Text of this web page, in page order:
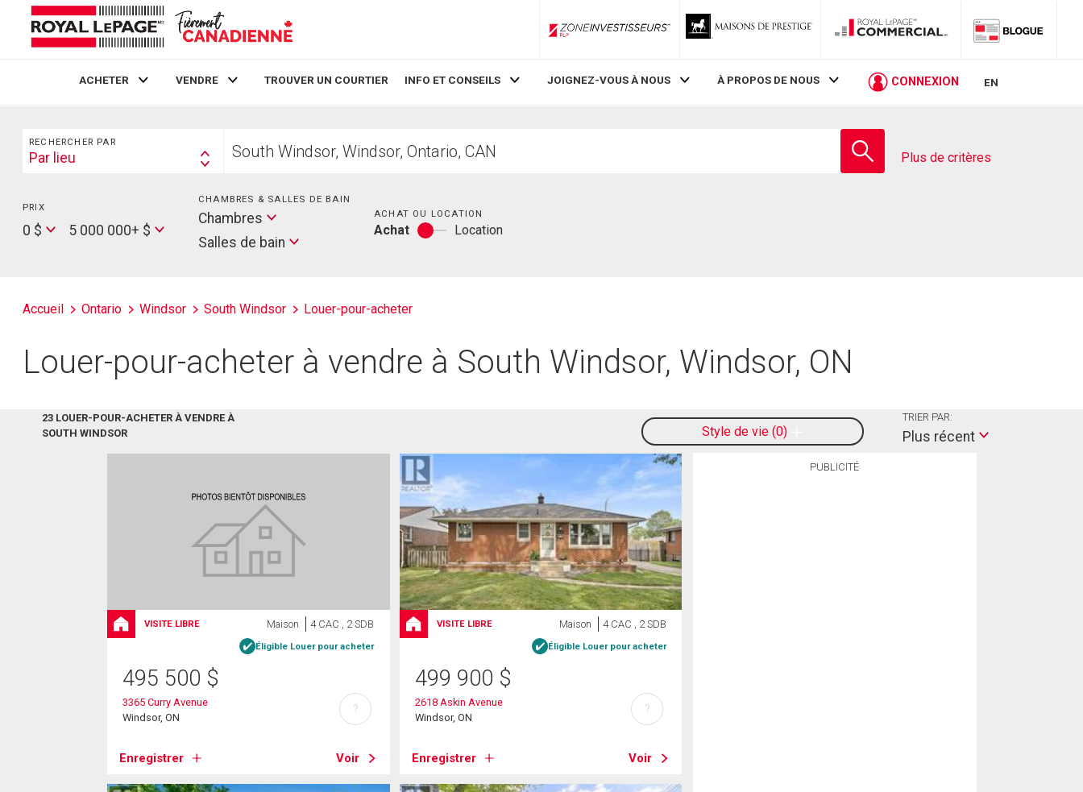
ZoneInvestisseurs RLP
ACHETER VENDRE TROUVER UN COURTIER INFO ET CONSEILS JOIGNEZ-VOUS À NOUS À PROPOS DE NOUS CONNEXION EN
Rechercher
RECHERCHER PAR
Search
Par lieu
votre
Plus de critères
PRIX
Price
0 $
Max
5 000 000+ $
CHAMBRES & SALLES DE BAIN
Chambres
bain
Salles de bain
ACHAT OU LOCATION
Achat
Achat
Location
Accueil Ontario Windsor South Windsor Louer-pour-acheter
Louer-pour-acheter à vendre à South Windsor, Windsor, ON
23 LOUER-POUR-ACHETER À VENDRE À
SOUTH WINDSOR
Style de vie 0
TRIER PAR:
Plus récent
PUBLICITÉ
VISITE LIBRE Maison 4 CAC , 2 SDB
Éligible Louer pour acheter
495 500 $
3365 Curry Avenue
Windsor, ON
Enregistrer Voir
?
VISITE LIBRE Maison 4 CAC , 2 SDB
Éligible Louer pour acheter
499 900 $
2618 Askin Avenue
Windsor, ON
Enregistrer Voir
?